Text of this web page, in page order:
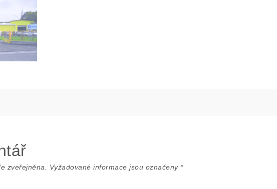
zveřejněna. Vyžadované informace jsou označeny *